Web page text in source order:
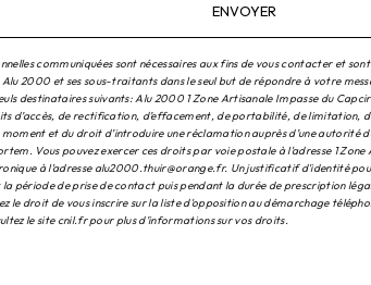
ENVOYER
communiquées sont nécessaires aux fins de vous contacter et
Alu 2000 et ses sous-traitants dans le seul but de répondre à votre
destinataires suivants: Alu 2000 1 Zone Artisanale Impasse du
d’accès, de rectification, d’effacement, de portabilité, de limitation,
et du droit d’introduire une réclamation auprès d’une autorité
Vous pouvez exercer ces droits par voie postale à l'adresse 1
à l'adresse alu2000.thuir@orange.fr. Un justificatif d'identité
la période de prise de contact puis pendant la durée de prescription
le droit de vous inscrire sur la liste d'opposition au démarchage
le site cnil.fr pour plus d’informations sur vos droits.